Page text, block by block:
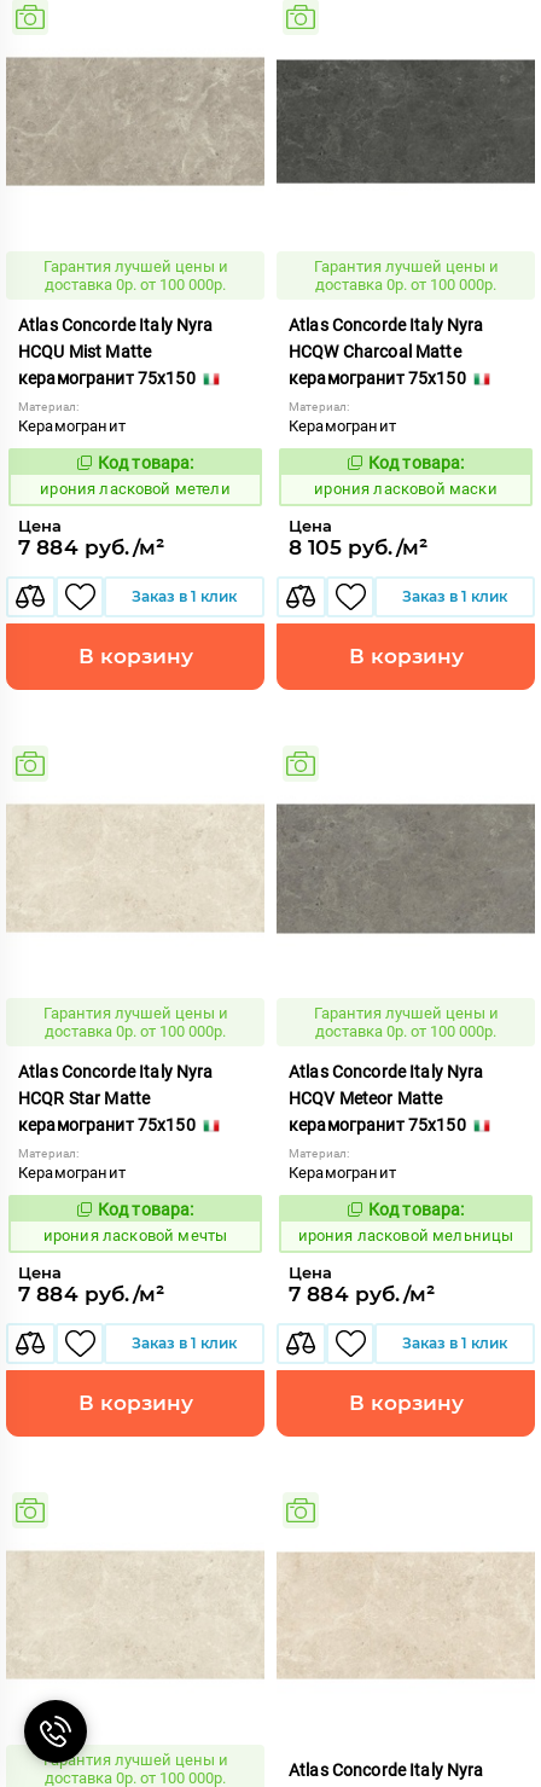
Гарантия лучшей цены и
доставка 0р. от 100 000р.
Atlas Concorde Italy Nyra
HCQU Mist Matte
керамогранит 75x150
Материал:
Керамогранит
1099050
Код товара:
ирония ласковой метели
Цена
7 884 руб./м²
Заказ в 1 клик
В корзину
Гарантия лучшей цены и
доставка 0р. от 100 000р.
Atlas Concorde Italy Nyra
HCQW Charcoal Matte
керамогранит 75x150
Материал:
Керамогранит
1099047
Код товара:
ирония ласковой маски
Цена
8 105 руб./м²
Заказ в 1 клик
В корзину
Гарантия лучшей цены и
доставка 0р. от 100 000р.
Atlas Concorde Italy Nyra
HCQR Star Matte
керамогранит 75x150
Материал:
Керамогранит
1099051
Код товара:
ирония ласковой мечты
Цена
7 884 руб./м²
Заказ в 1 клик
В корзину
Гарантия лучшей цены и
доставка 0р. от 100 000р.
Atlas Concorde Italy Nyra
HCQV Meteor Matte
керамогранит 75x150
Материал:
Керамогранит
1099049
Код товара:
ирония ласковой мельницы
Цена
7 884 руб./м²
Заказ в 1 клик
В корзину
Гарантия лучшей цены и
доставка 0р. от 100 000р.
Atlas Concorde Italy Nyra